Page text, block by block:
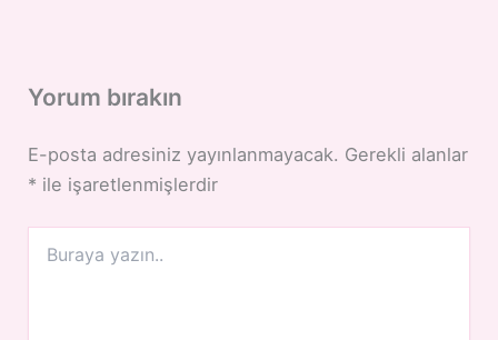
Yorum bırakın
E-posta adresiniz yayınlanmayacak. Gerekli alanlar
* ile işaretlenmişlerdir
yazın..